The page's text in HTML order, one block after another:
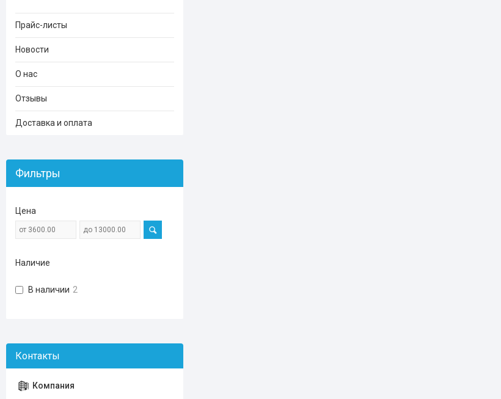
Прайс-листы
Новости
О нас
Отзывы
Доставка и оплата
Фильтры
Цена
Наличие
В наличии 2